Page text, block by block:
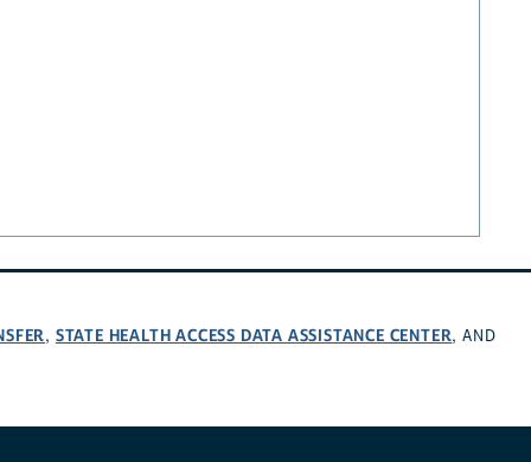
, STATE HEALTH ACCESS DATA ASSISTANCE CENTER, AND